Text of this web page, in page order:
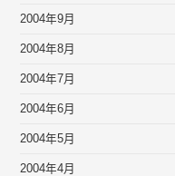
2004年9月
2004年8月
2004年7月
2004年6月
2004年5月
2004年4月